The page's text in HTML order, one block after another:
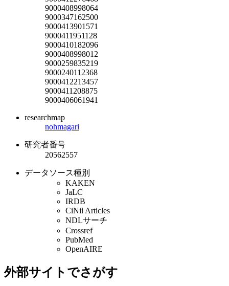
9000408998064
9000347162500
9000413901571
9000411951128
9000410182096
9000408998012
9000259835219
9000240112368
9000412213457
9000411208875
9000406061941
researchmap
nohmagari
研究者番号
20562557
データソース種別
KAKEN
JaLC
IRDB
CiNii Articles
NDLサーチ
Crossref
PubMed
OpenAIRE
外部サイトでさがす